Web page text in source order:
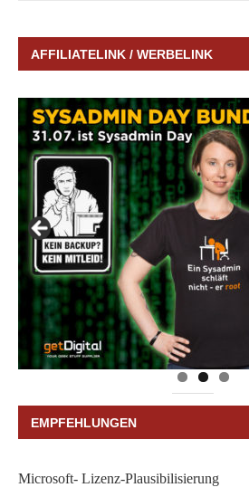
AFFILIATELINK / WERBELINK
EMPFEHLUNGEN
Microsoft- Lizenz-Plausibilisierung